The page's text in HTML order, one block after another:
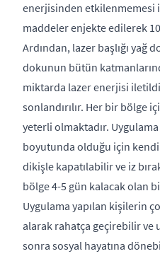
enerjisinden etkilenmemesi
maddeler enjekte edilerek
Ardından, lazer başlığı yağ
dokunun bütün
miktarda lazer enerjisi
sonlandırılır. Her bir bölge
yeterli olmaktadır.
boyutunda olduğu için
dikişle kapatılabilir ve iz
bölge 4-5 gün kalacak olan
Uygulama yapılan kişilerin
alarak rahatça geçirebilir ve
sonra sosyal hayatına